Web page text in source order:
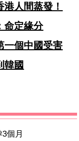
港人間蒸發！
命定緣分
一個中國受害
韓國
個月